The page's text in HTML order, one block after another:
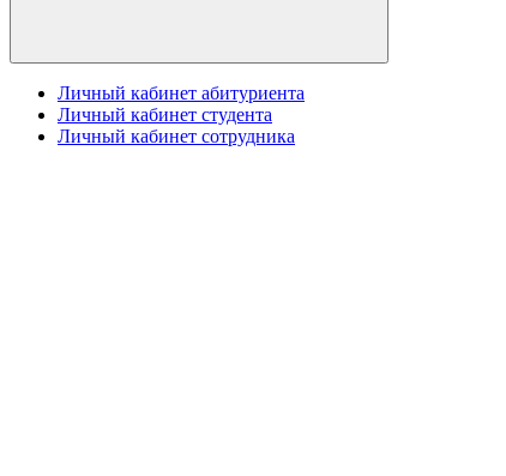
Личный кабинет абитуриента
Личный кабинет студента
Личный кабинет сотрудника